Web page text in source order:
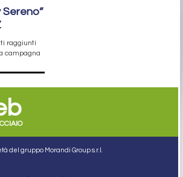
Sereno”
raggiunti
campagna
del gruppo Morandi Group s.r.l.